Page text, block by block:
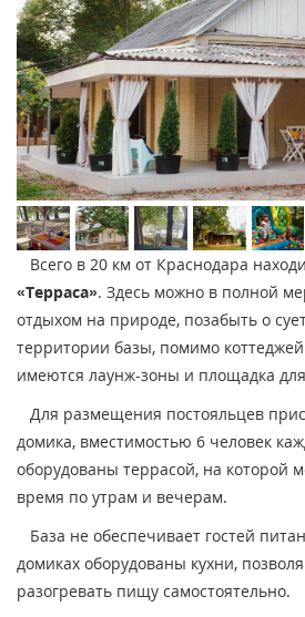
Всего в 20 км от Краснодара
«Терраса». Здесь можно в полной
отдыхом на природе, позабыть о
территории базы, помимо
имеются лаунж-зоны и площадка для
Для размещения постояльцев
домика, вместимостью 6 человек
оборудованы террасой, на которой
время по утрам и вечерам.
База не обеспечивает гостей
домиках оборудованы кухни,
разогревать пищу самостоятельно.